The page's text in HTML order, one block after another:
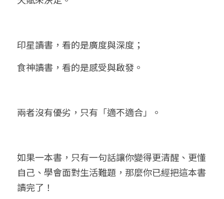
印星讀書，看的是廣度與深度；
食神讀書，看的是感受與啟發。
兩者沒有優劣，只有「適不適合」。
如果一本書，只有一句話讓你變得更清醒、更懂
自己、學會面對生活難題，那麼你已經把這本書
讀完了！